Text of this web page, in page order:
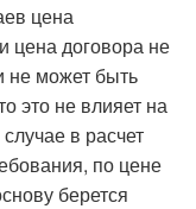
цена
цена договора не
не может быть
это не влияет на
в расчет
по цене
берется